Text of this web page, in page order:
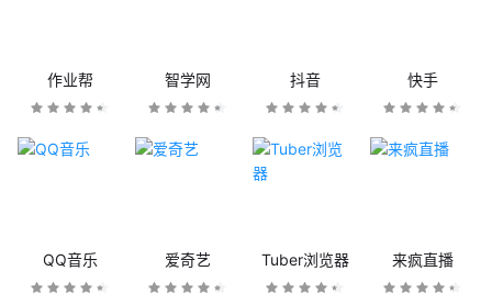
作业帮 智学网 抖音 快手
QQ音乐 爱奇艺 Tuber浏览器 来疯直播